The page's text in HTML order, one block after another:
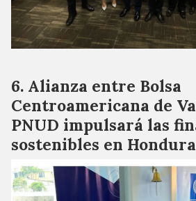
Alianza entre Bolsa
Centroamericana de
PNUD impulsará las
sostenibles en